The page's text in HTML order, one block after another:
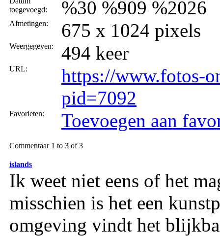
toegevoegd:
%30 %909 %2026
Afmetingen: 675 x 1024 pixels
Weergegeven: 494 keer
URL:
https://www.fotos-
pid=7092
Favorieten: Toevoegen aan
Commentaar 1 to 3 of 3
islands
Ik weet niet eens of het
misschien is het een
omgeving vindt het